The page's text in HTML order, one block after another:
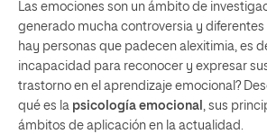
Las emociones son un ámbito de
generado mucha controversia y diferentes
hay personas que padecen alexitimia, es
incapacidad para reconocer y expresar
trastorno en el aprendizaje emocional?
qué es la psicología emocional , sus
ámbitos de aplicación en la actualidad.